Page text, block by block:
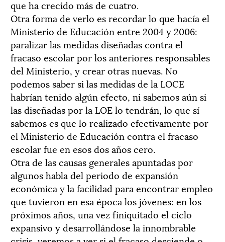
que ha crecido más de cuatro.
Otra forma de verlo es recordar lo que hacía el
Ministerio de Educación entre 2004 y 2006:
paralizar las medidas diseñadas contra el
fracaso escolar por los anteriores responsables
del Ministerio, y crear otras nuevas. No
podemos saber si las medidas de la LOCE
habrían tenido algún efecto, ni sabemos aún si
las diseñadas por la LOE lo tendrán, lo que sí
sabemos es que lo realizado efectivamente por
el Ministerio de Educación contra el fracaso
escolar fue en esos dos años cero.
Otra de las causas generales apuntadas por
algunos habla del periodo de expansión
económica y la facilidad para encontrar empleo
que tuvieron en esa época los jóvenes: en los
próximos años, una vez finiquitado el ciclo
expansivo y desarrollándose la innombrable